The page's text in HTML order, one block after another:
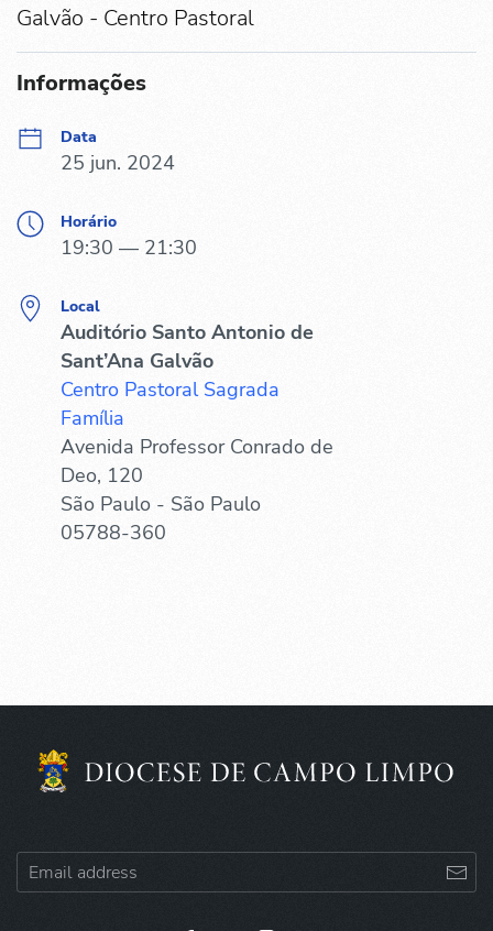
Galvão - Centro Pastoral
Informações
Data
25 jun. 2024
Horário
19:30 — 21:30
Local
Auditório Santo Antonio de
Sant’Ana Galvão
Centro Pastoral Sagrada
Família
Avenida Professor Conrado de
Deo, 120
São Paulo - São Paulo
05788-360